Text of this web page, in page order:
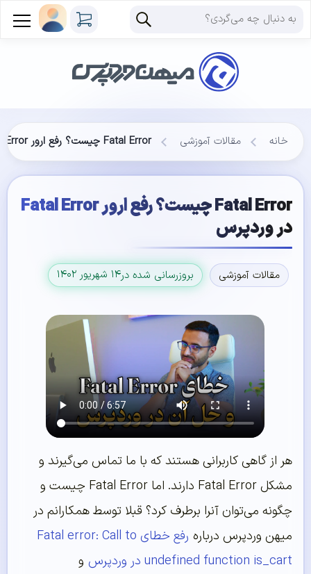
خانه مقالات آموزشی Fatal Error چیست؟ رفع ارور Fatal Error در وردپرس
Fatal Error چیست؟ رفع ارور Fatal Error
در وردپرس
مقالات آموزشی بروزرسانی شده در۱۴ شهریور ۱۴۰۲
هر از گاهی کاربرانی هستند که با ما تماس می‌گیرند و
مشکل Fatal Error دارند. اما Fatal Error چیست و
چگونه می‌توان آنرا برطرف کرد؟ قبلا توسط همکارانم در
میهن وردپرس درباره
رفع خطای Fatal error: Call to
undefined function is_cart در وردپرس
و